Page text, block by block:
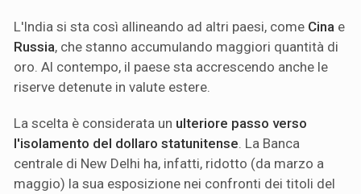
L'India si sta così allineando ad altri paesi, come Cina e
Russia, che stanno accumulando maggiori quantità di
oro. Al contempo, il paese sta accrescendo anche le
riserve detenute in valute estere.
La scelta è considerata un ulteriore passo verso
l'isolamento del dollaro statunitense . La Banca
centrale di New Delhi ha, infatti, ridotto (da marzo a
maggio) la sua esposizione nei confronti dei titoli del